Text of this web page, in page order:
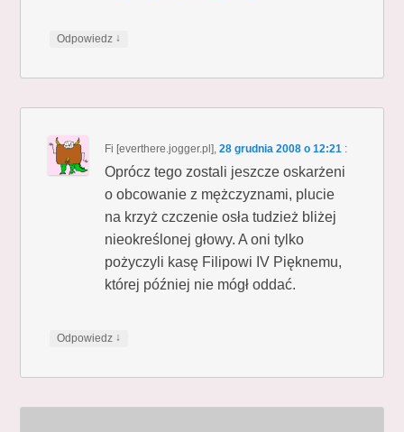
Odpowiedz ↓
Fi [everthere.jogger.pl],28 grudnia 2008 o 12:21 :
Oprócz tego zostali jeszcze oskarżeni
o obcowanie z mężczyznami, plucie
na krzyż czczenie osła tudzież bliżej
nieokreślonej głowy. A oni tylko
pożyczyli kasę Filipowi IV Pięknemu,
której później nie mógł oddać.
Odpowiedz ↓